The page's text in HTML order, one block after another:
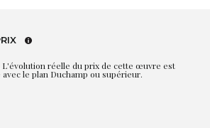
L'évolution réelle du prix de cette œuvre est
le plan Duchamp ou supérieur.